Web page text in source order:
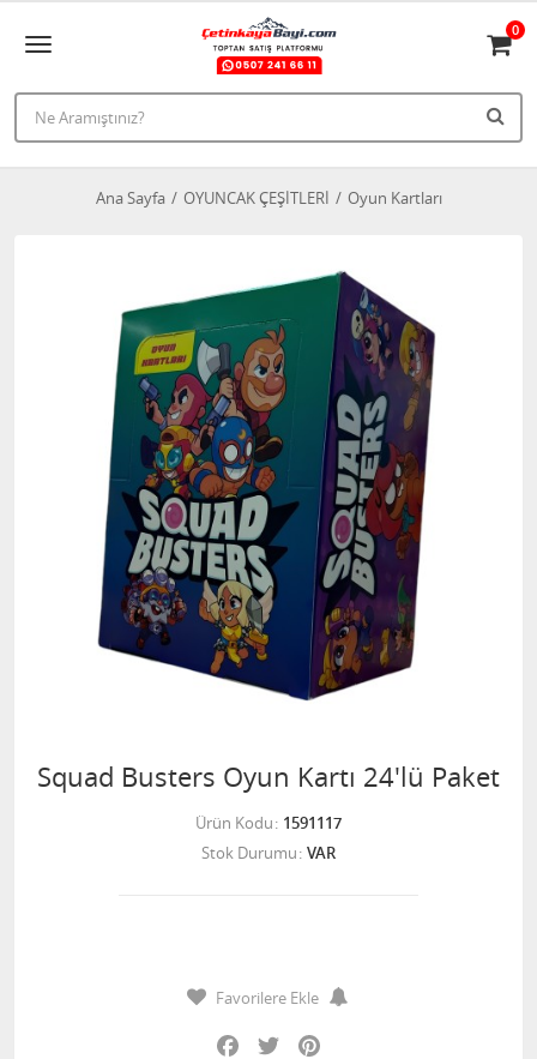
0
Ana Sayfa OYUNCAK ÇEŞİTLERİ Oyun Kartları
Squad Busters Oyun Kartı 24'lü Paket
Ürün Kodu 1591117
Stok Durumu VAR
Favorilere Ekle
Facebook
Twitter